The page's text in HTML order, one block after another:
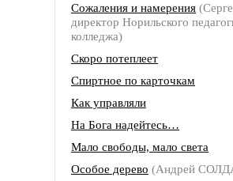
Сожаления и намерения
директор Норильского
колледжа)
Скоро потеплеет
Спиртное по карточкам
Как управляли
На Бога надейтесь…
Мало свободы, мало света
Особое дерево (Андрей